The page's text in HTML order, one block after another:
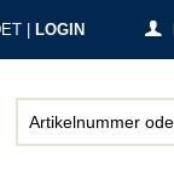
| LOGIN